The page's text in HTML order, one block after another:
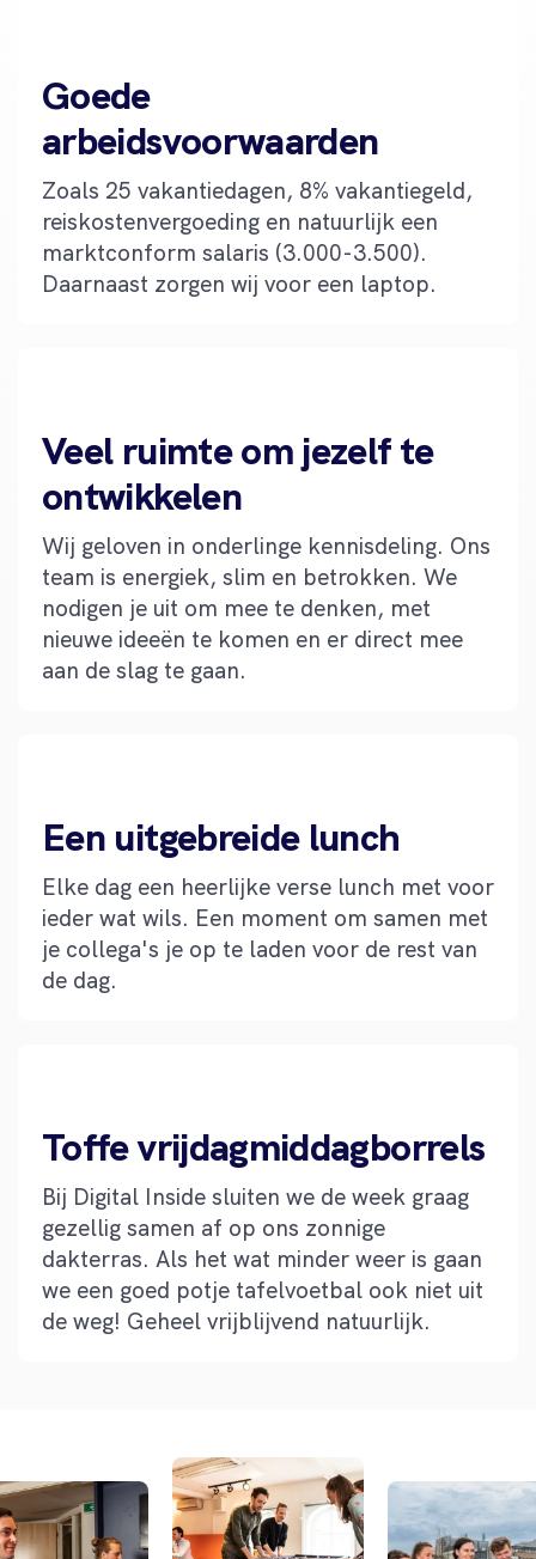
Goede
arbeidsvoorwaarden
Zoals 25 vakantiedagen, 8% vakantiegeld,
reiskostenvergoeding en natuurlijk een
marktconform salaris (3.000-3.500).
Daarnaast zorgen wij voor een laptop.
Veel ruimte om jezelf te
ontwikkelen
Wij geloven in onderlinge kennisdeling. Ons
team is energiek, slim en betrokken. We
nodigen je uit om mee te denken, met
nieuwe ideeën te komen en er direct mee
aan de slag te gaan.
Een uitgebreide lunch
Elke dag een heerlijke verse lunch met voor
ieder wat wils. Een moment om samen met
je collega's je op te laden voor de rest van
de dag.
Toffe vrijdagmiddagborrels
Bij Digital Inside sluiten we de week graag
gezellig samen af op ons zonnige
dakterras. Als het wat minder weer is gaan
we een goed potje tafelvoetbal ook niet uit
de weg! Geheel vrijblijvend natuurlijk.